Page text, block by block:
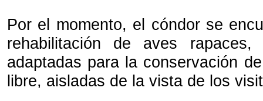
Por el momento, el cóndor se
rehabilitación de aves rapaces,
adaptadas para la conservación
libre, aisladas de la vista de los